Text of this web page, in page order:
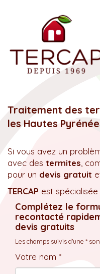
Traitement des
les Hautes
Si vous avez un
avec des termites ,
pour un devis gratuit
TERCAP est
Complétez le
recontacté
devis gratuits
Les champs suivis d'une *
Votre nom *